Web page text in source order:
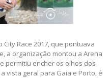
Race 2017, que pontuava
a organização montou a Arena
permitiu encher os olhos dos
vista geral para Gaia e Porto, é